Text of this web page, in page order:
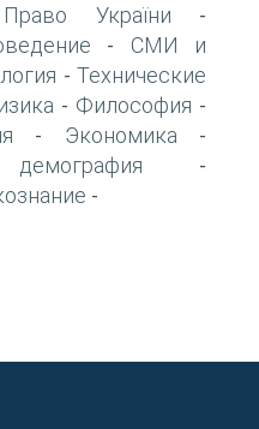
Право України -
- СМИ и
- Технические
- Философия -
- Экономика -
-
-